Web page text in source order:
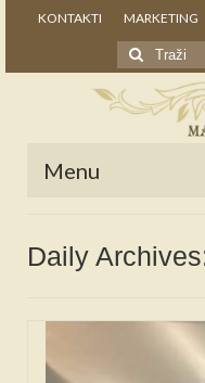
KONTAKTI MARKETING
Search
for:
Menu
NOVOSTI
STALNE RUBRIKE
Daily